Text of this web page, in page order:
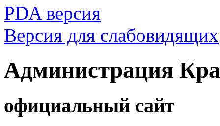
PDA версия
Версия для слабовидящих
Администрация
официальный сайт